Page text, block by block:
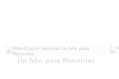
Un Año para Recordar